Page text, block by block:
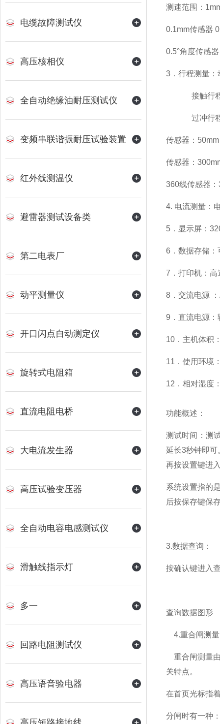
电缆故障测试仪
高压核相仪
全自动绝缘油耐压测试仪
变频串联谐振耐压试验装置
红外线测温仪
避雷器测试设备类
第二电表厂
动平测量仪
开口闪点自动测定仪
旋转式电阻箱
直流电阻电桥
大电流发生器
高压试验变压器
全自动电容电感测试仪
滑触线指示灯
多一
回路电阻测试仪
高压语音验电器
测速范围：
0.1mm传感器
0.5°角度传感
3．行程测量：
接触行程
过冲行程
传感器：
传感器：
360线传感器
4. 电流测量：
5．显示屏：
6．数据存储
7．打印机：高
8．交流电源
9．直流电源：
10．主机体积
11．使用环
12．相对湿度
功能概述：
测试时间：测
延长3秒钟即可
再按设置键进
系统设置指的
后按保存键保
3.数据查询：
按确认键进入
查询数据图形
4.重合闸测量
重合闸测量
关特点。
在首页光标指
分闸时有一种